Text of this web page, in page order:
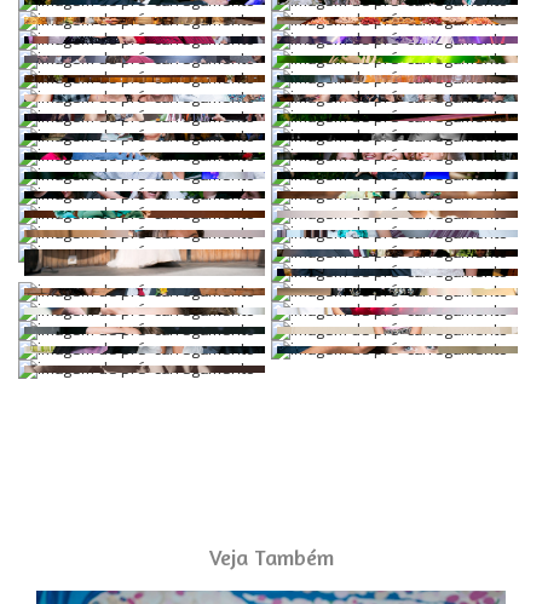
Veja Também